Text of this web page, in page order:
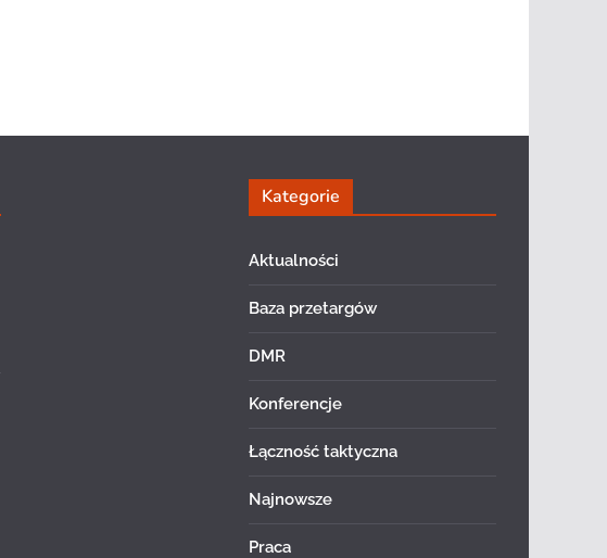
Kategorie
Aktualności
Baza przetargów
DMR
Konferencje
Łączność taktyczna
Najnowsze
Praca